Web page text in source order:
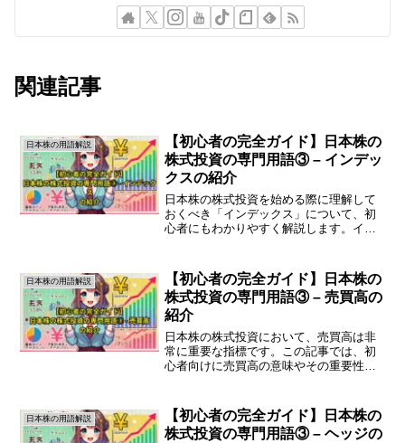
関連記事
日本株の用語解説
【初心者の完全ガイド】日本株の
株式投資の専門用語③ – インデッ
クスの紹介
日本株の株式投資を始める際に理解して
おくべき「インデックス」について、初
心者にもわかりやすく解説します。イン
は？インデックスとは、特定の株式の集
合体を表す指標のことを指...
日本株の用語解説
【初心者の完全ガイド】日本株の
株式投資の専門用語③ – 売買高の
紹介
日本株の株式投資において、売買高は非
常に重要な指標です。この記事では、初
心者向けに売買高の意味やその重要性、
式が一定期間内に取引された株数のこと
を指します。例えば、1日...
日本株の用語解説
【初心者の完全ガイド】日本株の
株式投資の専門用語③ – ヘッジの